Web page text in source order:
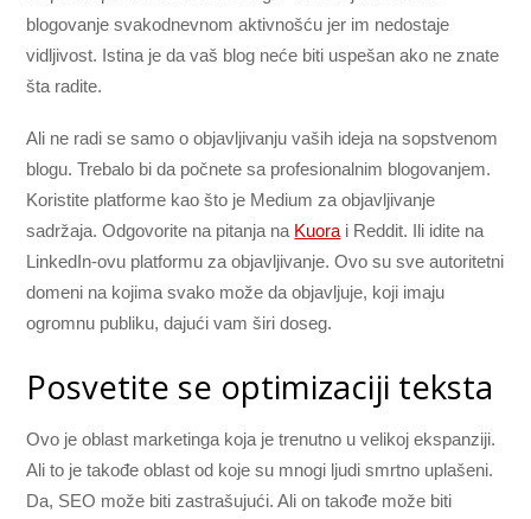
blogovanje svakodnevnom aktivnošću jer im nedostaje
vidljivost. Istina je da vaš blog neće biti uspešan ako ne znate
šta radite.
Ali ne radi se samo o objavljivanju vaših ideja na sopstvenom
blogu. Trebalo bi da počnete sa profesionalnim blogovanjem.
Koristite platforme kao što je Medium za objavljivanje
sadržaja. Odgovorite na pitanja na Kuora i Reddit. Ili idite na
LinkedIn-ovu platformu za objavljivanje. Ovo su sve autoritetni
domeni na kojima svako može da objavljuje, koji imaju
ogromnu publiku, dajući vam širi doseg.
Posvetite se optimizaciji teksta
Ovo je oblast marketinga koja je trenutno u velikoj ekspanziji.
Ali to je takođe oblast od koje su mnogi ljudi smrtno uplašeni.
Da, SEO može biti zastrašujući. Ali on takođe može biti